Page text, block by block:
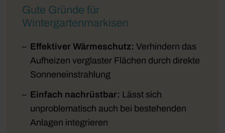
Gute Gründe für
Wintergartenmarkisen
Effektiver Wärmeschutz: Verhindern das
Aufheizen verglaster Flächen durch direkte
Sonneneinstrahlung
Einfach nachrüstbar: Lässt sich
unproblematisch auch bei bestehenden
Anlagen integrieren